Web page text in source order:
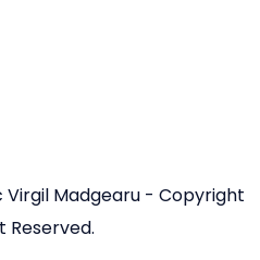
Virgil Madgearu - Copyright
Reserved.